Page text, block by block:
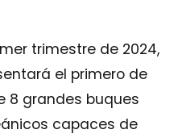
trimestre de 2024,
el primero de
8 grandes buques
capaces de